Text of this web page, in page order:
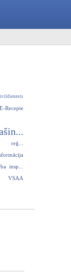
E-Recepte
reģ...
insp...
VSAA